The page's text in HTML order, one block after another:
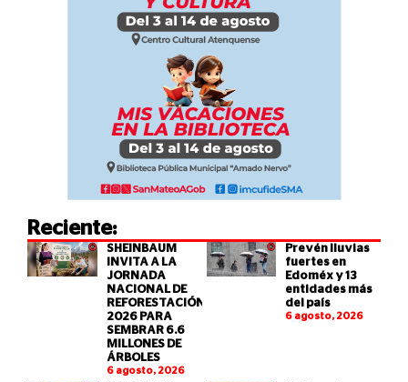
Reciente:
SHEINBAUM
INVITA A LA
JORNADA
NACIONAL DE
REFORESTACIÓN
2026 PARA
SEMBRAR 6.6
MILLONES DE
ÁRBOLES
6 agosto, 2026
Prevén lluvias
fuertes en
Edoméx y 13
entidades más
del país
6 agosto, 2026